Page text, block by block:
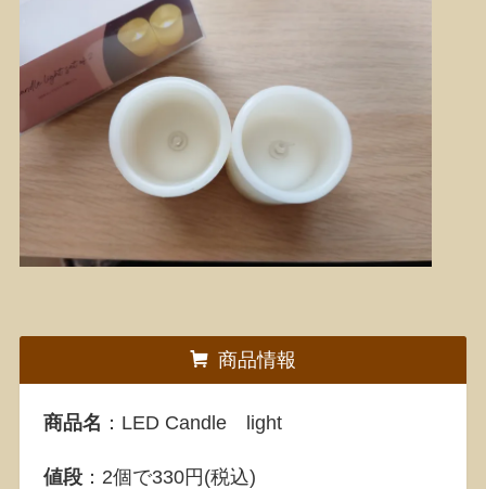
商品情報
商品名 ：LED Candle light
値段 ：2個で330円(税込)